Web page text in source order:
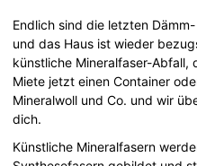
Endlich sind die letzten
und das Haus ist wieder
künstliche Mineralfaser-Abfall,
Miete jetzt einen Container
Mineralwoll und Co. und wir
dich.
Künstliche Mineralfasern